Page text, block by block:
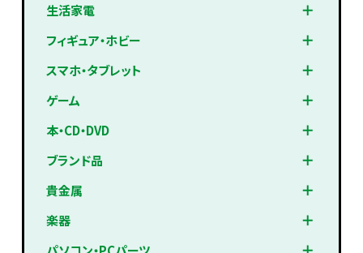
生活家電
フィギュア・ホビー
スマホ・タブレット
ゲーム
本・CD・DVD
ブランド品
貴金属
楽器